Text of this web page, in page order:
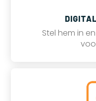
Stel hem in